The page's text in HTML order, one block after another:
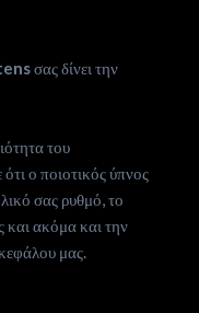
σας δίνει την
του
ο ποιοτικός ύπνος
σας ρυθμό, το
και ακόμα και την
μας.